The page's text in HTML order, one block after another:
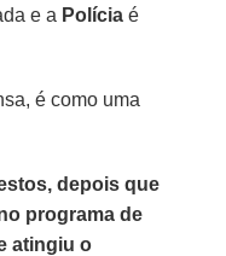
e a Polícia é
é como uma
depois que
programa de
atingiu o